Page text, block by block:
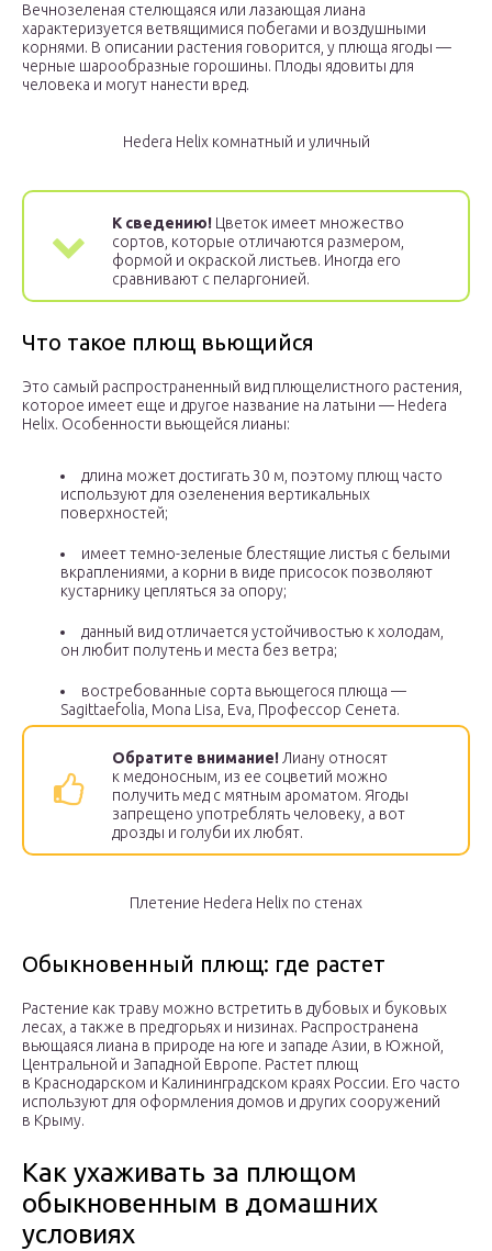
Вечнозеленая стелющаяся или лазающая лиана
характеризуется ветвящимися побегами и воздушными
корнями. В описании растения говорится, у плюща ягоды —
черные шарообразные горошины. Плоды ядовиты для
человека и могут нанести вред.
Hedera Helix комнатный и уличный
К сведению! Цветок имеет множество
сортов, которые отличаются размером,
формой и окраской листьев. Иногда его
сравнивают с пеларгонией.
Что такое плющ вьющийся
Это самый распространенный вид плющелистного растения,
которое имеет еще и другое название на латыни — Hedera
Helix. Особенности вьющейся лианы:
длина может достигать 30 м, поэтому плющ часто
используют для озеленения вертикальных
поверхностей;
имеет темно-зеленые блестящие листья с белыми
вкраплениями, а корни в виде присосок позволяют
кустарнику цепляться за опору;
данный вид отличается устойчивостью к холодам,
он любит полутень и места без ветра;
востребованные сорта вьющегося плюща —
Sagittaefolia, Mona Lisa, Eva, Профессор Сенета.
Обратите внимание! Лиану относят
к медоносным, из ее соцветий можно
получить мед с мятным ароматом. Ягоды
запрещено употреблять человеку, а вот
дрозды и голуби их любят.
Плетение Hedera Helix по стенах
Обыкновенный плющ: где растет
Растение как траву можно встретить в дубовых и буковых
лесах, а также в предгорьях и низинах. Распространена
вьющаяся лиана в природе на юге и западе Азии, в Южной,
Центральной и Западной Европе. Растет плющ
в Краснодарском и Калининградском краях России. Его часто
используют для оформления домов и других сооружений
в Крыму.
Как ухаживать за плющом
обыкновенным в домашних
условиях